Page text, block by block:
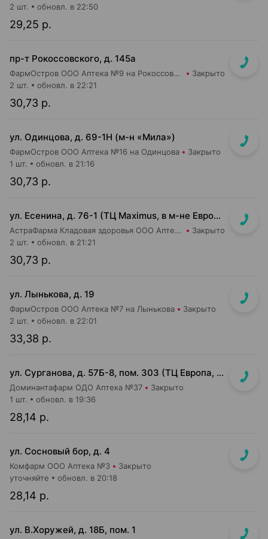
29,25 р.
2 шт. обновл. в 22:50
пр-т Рокоссовского, д. 145а
ФармОстров ООО Аптека №9 на Рокоссовского Закрыто
30,73 р.
2 шт. обновл. в 22:21
ул. Одинцова, д. 69-1Н (м-н «Мила»)
ФармОстров ООО Аптека №16 на Одинцова Закрыто
30,73 р.
1 шт. обновл. в 21:16
ул. Есенина, д. 76-1 (ТЦ Maximus, в м-не Евроопт Super)
АстраФарма Кладовая здоровья ООО Аптека №9 Закрыто
30,73 р.
2 шт. обновл. в 21:21
ул. Лынькова, д. 19
ФармОстров ООО Аптека №7 на Лынькова Закрыто
33,38 р.
2 шт. обновл. в 22:01
ул. Сурганова, д. 57Б-8, пом. 303 (ТЦ Европа, 3 этаж)
Доминантафарм ОДО Аптека №37 Закрыто
28,14 р.
1 шт. обновл. в 19:36
ул. Сосновый бор, д. 4
Комфарм ООО Аптека №3 Закрыто
28,14 р.
уточняйте обновл. в 20:18
ул. В.Хоружей, д. 18Б, пом. 1